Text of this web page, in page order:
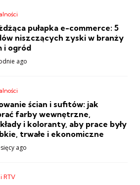
pułapka e-commerce: 5
niszczących zyski w branży
i ogród
ago
ścian i sufitów: jak
farby wewnętrzne,
i koloranty, aby prace były
trwałe i ekonomiczne
ago
RTV